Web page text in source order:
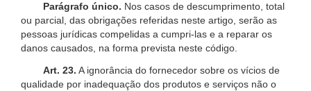
Parágrafo único. Nos casos de descumprimento, total
ou parcial, das obrigações referidas neste artigo, serão as
pessoas jurídicas compelidas a cumpri-las e a reparar os
danos causados, na forma prevista neste código.
Art. 23. A ignorância do fornecedor sobre os vícios de
qualidade por inadequação dos produtos e serviços não o